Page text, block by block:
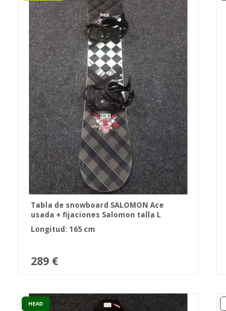
Tabla de snowboard SALOMON Ace
usada + fijaciones Salomon talla L
Longitud: 165 cm
289 €
HEAD